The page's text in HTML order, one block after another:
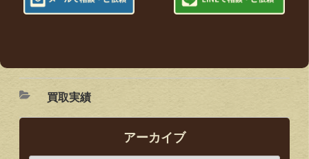
買取実績
アーカイブ